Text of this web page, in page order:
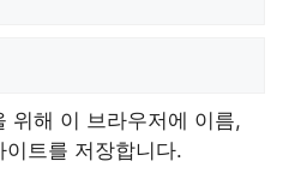
위해 이 브라우저에 이름,
트를 저장합니다.